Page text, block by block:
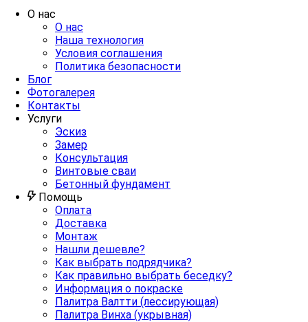
О нас
О нас
Наша технология
Условия соглашения
Политика безопасности
Блог
Фотогалерея
Контакты
Услуги
Эскиз
Замер
Консультация
Винтовые сваи
Бетонный фундамент
Помощь
Оплата
Доставка
Монтаж
Нашли дешевле?
Как выбрать подрядчика?
Как правильно выбрать беседку?
Информация о покраске
Палитра Валтти (лессирующая)
Палитра Винха (укрывная)